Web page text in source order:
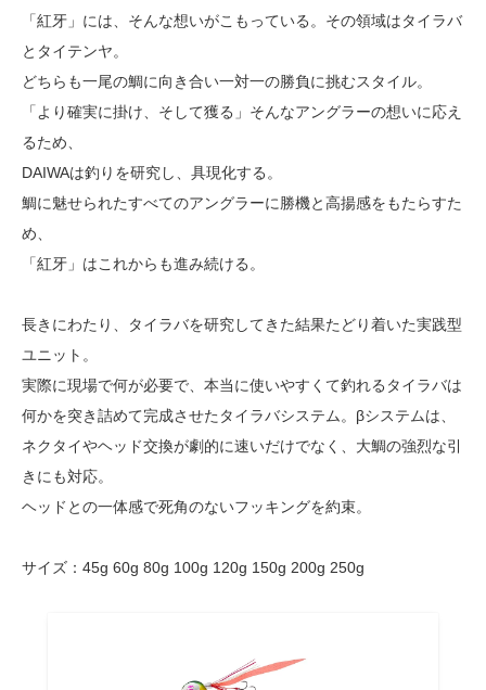
「紅牙」には、そんな想いがこもっている。その領域はタイラバ
とタイテンヤ。
どちらも一尾の鯛に向き合い一対一の勝負に挑むスタイル。
「より確実に掛け、そして獲る」そんなアングラーの想いに応え
るため、
DAIWAは釣りを研究し、具現化する。
鯛に魅せられたすべてのアングラーに勝機と高揚感をもたらすた
め、
「紅牙」はこれからも進み続ける。
長きにわたり、タイラバを研究してきた結果たどり着いた実践型
ユニット。
実際に現場で何が必要で、本当に使いやすくて釣れるタイラバは
何かを突き詰めて完成させたタイラバシステム。βシステムは、
ネクタイやヘッド交換が劇的に速いだけでなく、大鯛の強烈な引
きにも対応。
ヘッドとの一体感で死角のないフッキングを約束。
サイズ：45g 60g 80g 100g 120g 150g 200g 250g